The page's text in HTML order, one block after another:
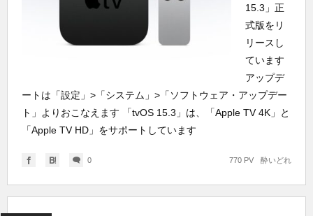
15.3」正
式版をリ
リースし
ています
アップデ
ートは「設定」>「システム」>「ソフトウェア・アップデー
ト」よりおこなえます 「tvOS 15.3」は、「Apple TV 4K」と
「Apple TV HD」をサポートしています
0 酔いどれ
770 PV